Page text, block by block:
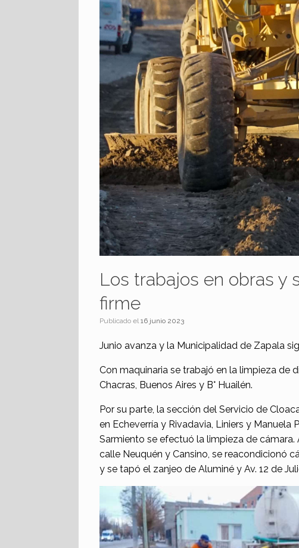
Los trabajos en obras y
firme
Publicado el16 junio 2023
Junio avanza y la Municipalidad de Zapala
Con maquinaria se trabajó en la limpieza de
Chacras, Buenos Aires y B° Huailén.
Por su parte, la sección del Servicio de
en Echeverría y Rivadavia, Liniers y Manuela
Sarmiento se efectuó la limpieza de
calle Neuquén y Cansino, se reacondicionó
y se tapó el zanjeo de Aluminé y Av. 12 de